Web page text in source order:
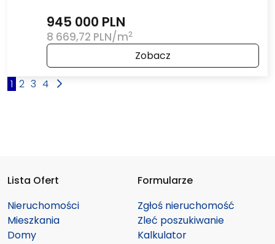
945 000 PLN
8 669,72 PLN/m2
Zobacz
1 2 3 4
Lista Ofert
Nieruchomości
Mieszkania
Domy
Formularze
Zgłoś nieruchomość
Zleć poszukiwanie
Kalkulator